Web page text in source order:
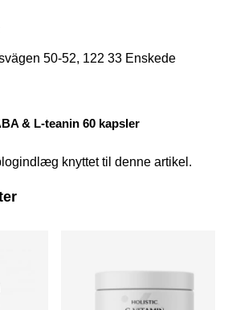
50-52, 122 33 Enskede
& L-teanin 60 kapsler
knyttet til denne artikel.